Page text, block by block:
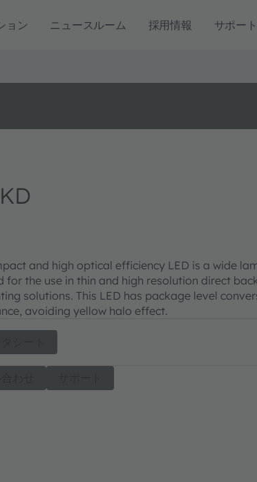
ョン ニュースルーム 採用情報 サポー
and high optical efficiency LED is a wide
for the use in thin and high resolution direct
solutions. This LED has package level
avoiding yellow halo effect.